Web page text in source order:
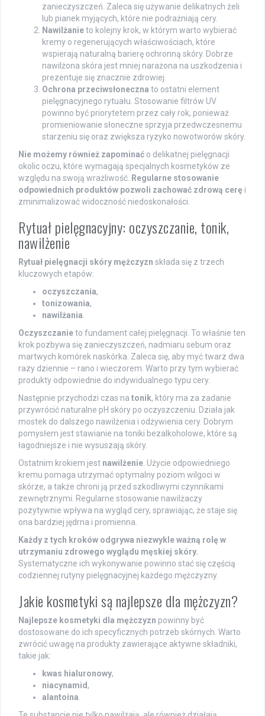
zanieczyszczeń. Zaleca się używanie delikatnych żeli
lub pianek myjących, które nie podrażniają cery.
Nawilżanieto kolejny krok, w którym warto wybierać
kremy o regenerujących właściwościach, które
wspierają naturalną barierę ochronną skóry. Dobrze
nawilżona skóra jest mniej narażona na uszkodzenia i
prezentuje się znacznie zdrowiej.
Ochrona przeciwsłoneczna to ostatni element
pielęgnacyjnego rytuału. Stosowanie filtrów UV
powinno być priorytetem przez cały rok, ponieważ
promieniowanie słoneczne sprzyja przedwczesnemu
starzeniu się oraz zwiększa ryzyko nowotworów skóry.
Nie możemy również zapominać o delikatnej pielęgnacji
okolic oczu, które wymagają specjalnych kosmetyków ze
względu na swoją wrażliwość. Regularne stosowanie
odpowiednich produktów pozwoli zachować zdrową cerę i
zminimalizować widoczność niedoskonałości.
Rytuał pielęgnacyjny: oczyszczanie, tonik,
nawilżenie
Rytuał pielęgnacji skóry mężczyzn składa się z trzech
kluczowych etapów:
oczyszczania,
tonizowania,
nawilżania
Oczyszczanieto fundament całej pielęgnacji. To właśnie ten
krok pozbywa się zanieczyszczeń, nadmiaru sebum oraz
martwych komórek naskórka. Zaleca się, aby myć twarz dwa
razy dziennie – rano i wieczorem. Warto przy tym wybierać
produkty odpowiednie do indywidualnego typu cery.
Następnie przychodzi czas na tonik, który ma za zadanie
przywrócić naturalne pH skóry po oczyszczeniu. Działa jak
mostek do dalszego nawilżenia i odżywienia cery. Dobrym
pomysłem jest stawianie na toniki bezalkoholowe, które są
łagodniejsze i nie wysuszają skóry.
Ostatnim krokiem jest nawilżenie . Użycie odpowiedniego
kremu pomaga utrzymać optymalny poziom wilgoci w
skórze, a także chroni ją przed szkodliwymi czynnikami
zewnętrznymi. Regularne stosowanie nawilżaczy
pozytywnie wpływa na wygląd cery, sprawiając, że staje się
ona bardziej jędrna i promienna.
Każdy z tych kroków odgrywa niezwykle ważną rolę w
utrzymaniu zdrowego wyglądu męskiej skóry.
Systematyczne ich wykonywanie powinno stać się częścią
codziennej rutyny pielęgnacyjnej każdego mężczyzny.
Jakie kosmetyki są najlepsze dla mężczyzn?
Najlepsze kosmetyki dla mężczyzn powinny być
dostosowane do ich specyficznych potrzeb skórnych. Warto
zwrócić uwagę na produkty zawierające aktywne składniki,
takie jak:
kwas hialuronowy,
niacynamid,
alantoina